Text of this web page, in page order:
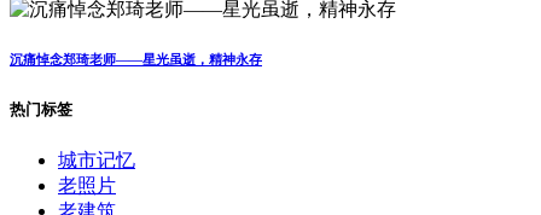
沉痛悼念郑琦老师——星光虽逝，精神永存
热门标签
城市记忆
老照片
老建筑